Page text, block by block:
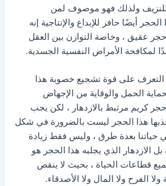
ولذلك فهو موصوف لمن
أيضًا حافز للإبداع والإنتاجية إنه
عقيق ، وخاصة التوازن بين العقل
لمكافحة الأمراض النفسية الجسدية.
التعرف على قوة تشجيع خصوبة هذا
الحمل والوقاية من الإجهاض
حجر كريم مرتبط بالازدهار ، لكن يجب
هذا الحجر ليست بالضرورة في شكل
حياتنا بعدة طرق ، وليس فقط زيادة
بل الازدهار الذي يجلبه هذا الحجر هو
قطاعات الحياة ، بحيث لا ينقص
الفرح ولا المال ولا الأصدقاء.